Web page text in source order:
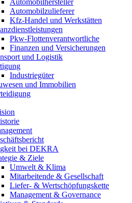
Automobilzulieferer
Kfz-Handel und Werkstätten
Pkw‑Flottenverantwortliche
Finanzen und Versicherungen
und Logistik
Industriegüter
und Immobilien
bei DEKRA
& Ziele
Umwelt & Klima
Mitarbeitende & Gesellschaft
Liefer- & Wertschöpfungskette
Management & Governance